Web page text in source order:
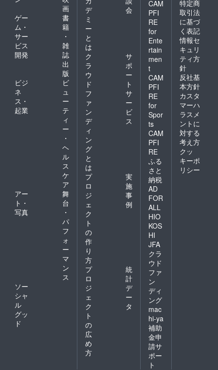
画
ゲー
ム・
サー
ビス
開発
書
籍
・
雑
誌
出
版
ビジ
ネ
ス・
起業
ビ
ュ
ー
テ
ィ
ー
・
ヘ
ル
ス
ケ
ア
アー
ト・
写真
舞
台
・
パ
フ
ォ
ー
マ
ン
ス
ソー
シャ
ル
グッ
ド
デ
ミ
ー
と
は
会
ク
ラ
ウ
ド
フ
ァ
ン
デ
ィ
ン
グ
と
は
サ
ポ
ー
ト
サ
ー
ビ
ス
プ
ロ
ジ
ェ
ク
ト
の
作
り
方
実
施
事
例
プ
ロ
ジ
ェ
ク
ト
の
広
め
方
統
計
デ
ー
タ
CAM
PFI
RE
for
Ente
rtain
men
t
CAM
PFI
RE
for
Spor
ts
CAM
PFI
RE
ふる
さと
納税
AD
FOR
ALL
HIO
KOS
HI
JFA
クラ
ウド
ファ
ン
ディ
ング
mac
hi-ya
補助
金申
請サ
ポー
ト
特定商
取引法
に基づ
く表記
情報セ
キュリ
ティ方
針
反社基
本方針
カスタ
マーハ
ラスメ
ントに
対する
考え方
クッ
キーポ
リシー